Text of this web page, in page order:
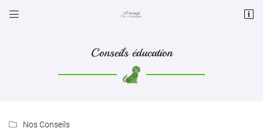
 
Conseils éducation
 Nos Conseils